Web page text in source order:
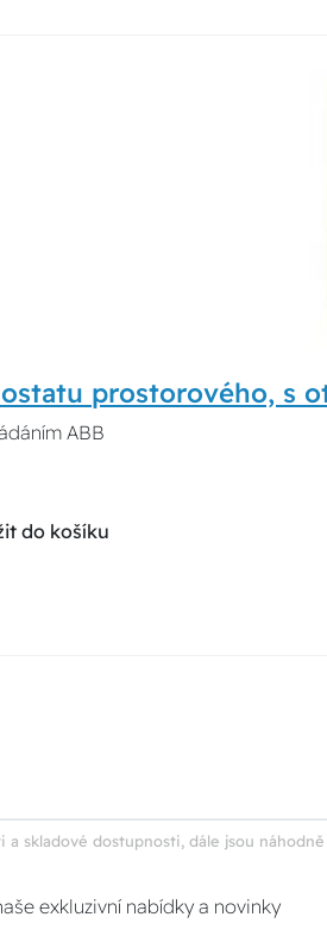
prostorového, s
ABB
do košíku
skladové dostupnosti, dále jsou
exkluzivní nabídky a novinky